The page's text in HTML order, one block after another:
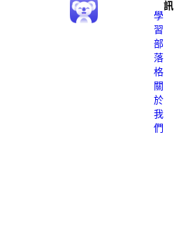
學
習
部
落
格
關
於
我
們
訊